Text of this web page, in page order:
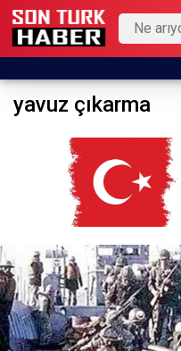
yavuz çıkarma